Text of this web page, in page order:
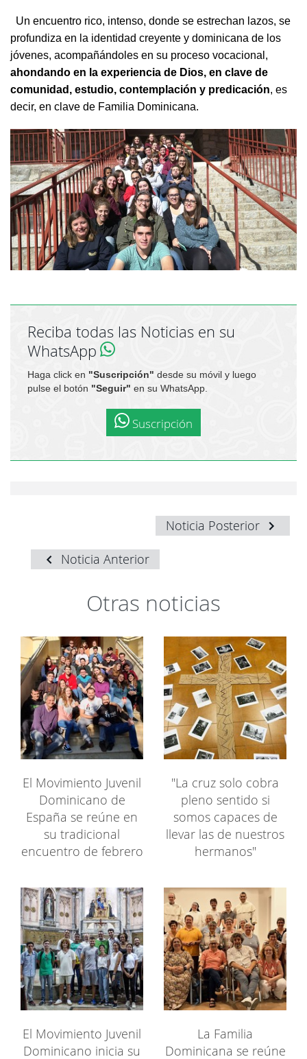
Un encuentro rico, intenso, donde se estrechan lazos, se
profundiza en la identidad creyente y dominicana de los
jóvenes, acompañándoles en su proceso vocacional,
ahondando en la experiencia de Dios, en clave de
comunidad, estudio, contemplación y predicación, es
decir, en clave de Familia Dominicana.
Reciba todas las Noticias en su
WhatsApp
Haga click en "Suscripción" desde su móvil y luego
pulse el botón "Seguir" en su WhatsApp.
Suscripción
Noticia Posterior
Noticia Anterior
Otras noticias
El Movimiento Juvenil
Dominicano de
España se reúne en
su tradicional
encuentro de febrero
"La cruz solo cobra
pleno sentido si
somos capaces de
llevar las de nuestros
hermanos"
El Movimiento Juvenil
Dominicano inicia su
La Familia
Dominicana se reúne